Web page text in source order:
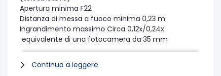
Apertura minima F22
Distanza di messa a fuoco minima 0,23 m
Ingrandimento massimo Circa 0,12x/0,24x
equivalente di una fotocamera da 35 mm
GeneraleAngolo di campo diagonale107°
grandangolo-
62° teleobiettivo
Continua a leggere